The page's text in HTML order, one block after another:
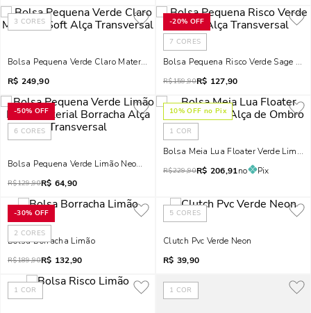
3 CORES
Bolsa Pequena Verde Claro Material Soft Alça Transversal
R$ 249,90
-20% OFF
7 CORES
Bolsa Pequena Risco Verde Sage
R$159,90R$ 127,90
-50% OFF
6 CORES
Bolsa Pequena Verde Limão Neon Material Borracha Alça Transversal
R$129,90R$ 64,90
10% OFF no Pix
1 COR
Bolsa Meia Lua Floater Verde Limão
R$229,90R$ 206,91no Pix
-30% OFF
2 CORES
Bolsa Borracha Limão
R$189,90R$ 132,90
5 CORES
Clutch Pvc Verde Neon
R$ 39,90
1 COR 1 COR